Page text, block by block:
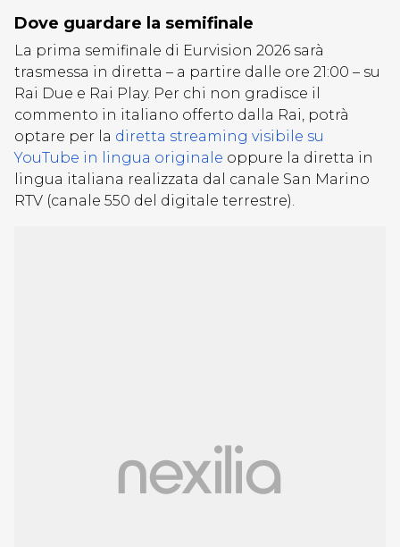
Dove guardare la semifinale
La prima semifinale di Eurvision 2026 sarà
trasmessa in diretta – a partire dalle ore 21:00 – su
Rai Due e Rai Play. Per chi non gradisce il
commento in italiano offerto dalla Rai, potrà
optare per la diretta streaming visibile su
YouTube in lingua originale oppure la diretta in
lingua italiana realizzata dal canale San Marino
RTV (canale 550 del digitale terrestre).